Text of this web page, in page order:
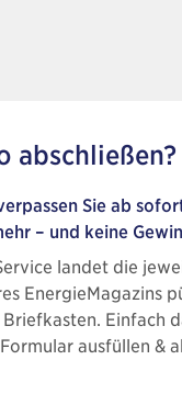
abschließen?
Sie ab
– und keine
landet die
EnergieMagazins
Einfach
ausfüllen &